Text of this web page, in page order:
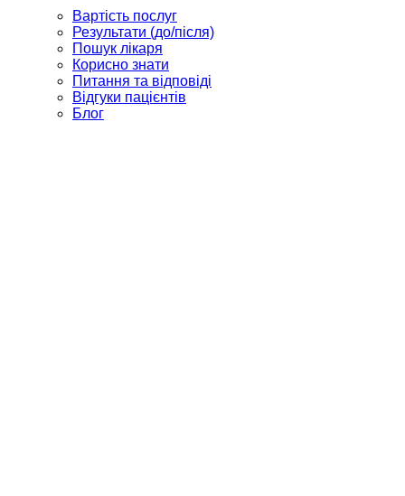
Вартість послуг
Результати (до/після)
Пошук лікаря
Корисно знати
Питання та відповіді
Відгуки пацієнтів
Блог